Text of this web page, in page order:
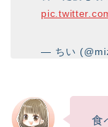
— ちい
食